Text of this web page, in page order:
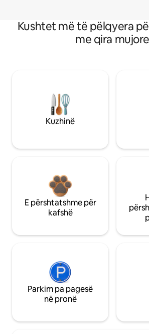
Kushtet më të pëlqyera
me qira mujore
Kuzhinë
E përshtatshme për
kafshë
Parkim pa pagesë
në pronë